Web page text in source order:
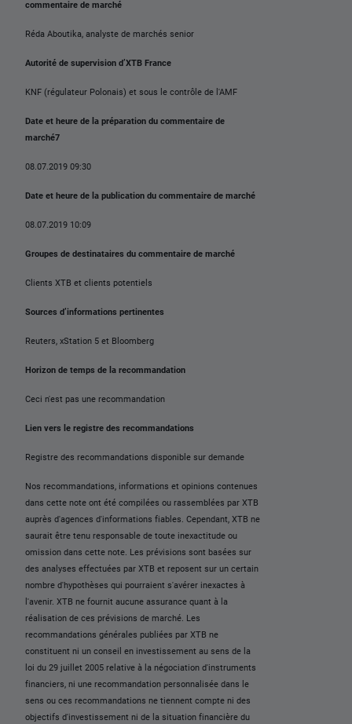
commentaire de marché
Réda Aboutika, analyste de marchés senior
Autorité de supervision d’XTB France
KNF (régulateur Polonais) et sous le contrôle de l'AMF
Date et heure de la préparation du commentaire de
marché7
08.07.2019 09:30
Date et heure de la publication du commentaire de marché
08.07.2019 10:09
Groupes de destinataires du commentaire de marché
Clients XTB et clients potentiels
Sources d’informations pertinentes
Reuters, xStation 5 et Bloomberg
Horizon de temps de la recommandation
Ceci n'est pas une recommandation
Lien vers le registre des recommandations
Registre des recommandations disponible sur demande
Nos recommandations, informations et opinions contenues
dans cette note ont été compilées ou rassemblées par XTB
auprès d'agences d'informations fiables. Cependant, XTB ne
saurait être tenu responsable de toute inexactitude ou
omission dans cette note. Les prévisions sont basées sur
des analyses effectuées par XTB et reposent sur un certain
nombre d'hypothèses qui pourraient s'avérer inexactes à
l'avenir. XTB ne fournit aucune assurance quant à la
réalisation de ces prévisions de marché. Les
recommandations générales publiées par XTB ne
constituent ni un conseil en investissement au sens de la
loi du 29 juillet 2005 relative à la négociation d'instruments
financiers, ni une recommandation personnalisée dans le
sens ou ces recommandations ne tiennent compte ni des
objectifs d'investissement ni de la situation financière du